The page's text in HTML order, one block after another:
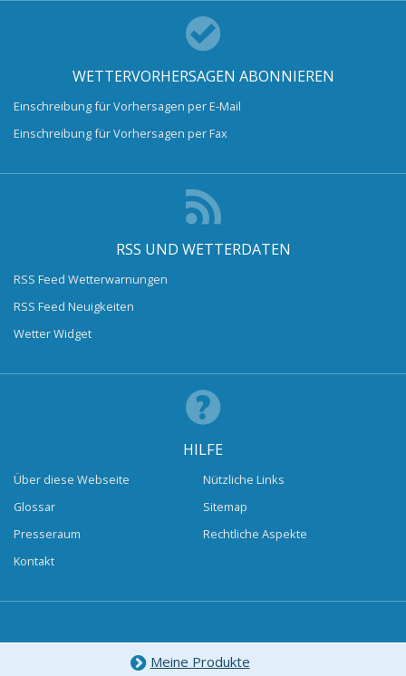
WETTERVORHERSAGEN ABONNIEREN
Einschreibung für Vorhersagen per E-Mail
Einschreibung für Vorhersagen per Fax
RSS UND WETTERDATEN
RSS Feed Wetterwarnungen
RSS Feed Neuigkeiten
Wetter Widget
HILFE
Über diese Webseite
Glossar
Presseraum
Kontakt
Nützliche Links
Sitemap
Rechtliche Aspekte
Meine Produkte